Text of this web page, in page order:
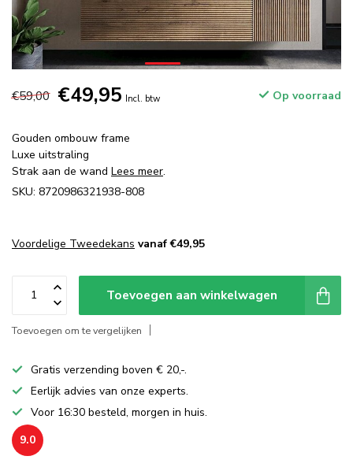
€59,00 €49,95 Incl. btw Op voorraad
Gouden ombouw frame
Luxe uitstraling
Strak aan de wand Lees meer.
SKU: 8720986321938-808
Voordelige Tweedekans vanaf €49,95
Toevoegen aan winkelwagen
Toevoegen om te vergelijken
Gratis verzending boven € 20,-.
Eerlijk advies van onze experts.
Voor 16:30 besteld, morgen in huis.
9.0